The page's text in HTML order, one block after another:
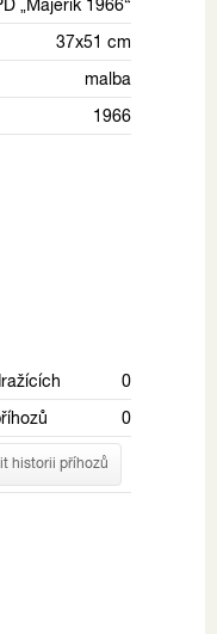
„Majerik 1966“
37x51 cm
malba
1966
0
0
historii příhozů